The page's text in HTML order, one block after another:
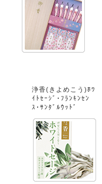
浄香(きよめこう)ﾎﾜ
ｲﾄｾｰｼﾞ･ﾌﾗﾝｷﾝｾﾝ
ｽ･ｻﾝﾀﾞﾙｳｯﾄﾞ